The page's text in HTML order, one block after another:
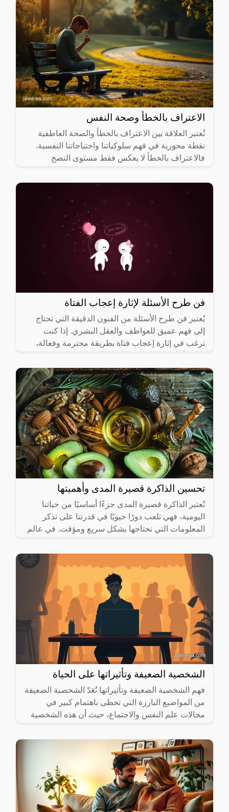
الاعتراف بالخطأ وصحة النفس
تُعتبر العلاقة بين الاعتراف بالخطأ والصحة العاطفية
نقطة محورية في فهم سلوكياتنا واحتياجاتنا النفسية.
فالاعتراف بالخطأ لا يعكس فقط مستوى النضج
فن طرح الأسئلة لإثارة إعجاب الفتاة
يُعتبر فن طرح الأسئلة من الفنون الدقيقة التي تحتاج
إلى فهم عميق للعواطف والعقل البشري. إذا كنت
ترغب في إثارة إعجاب فتاة بطريقة محترمة وفعالة،
تحسين الذاكرة قصيرة المدى وأهميتها
تُعتبر الذاكرة قصيرة المدى جزءًا أساسيًا من حياتنا
اليومية، فهي تلعب دورًا حيويًا في قدرتنا على تذكر
المعلومات التي نحتاجها بشكل سريع ومؤقت. في عالم
الشخصية الضعيفة وتأثيراتها على الحياة
فهم الشخصية الضعيفة وتأثيراتها تُعَدّ الشخصية الضعيفة
من المواضيع البارزة التي تحظى باهتمام كبير في
مجالات علم النفس والاجتماع، حيث أن هذه الشخصية